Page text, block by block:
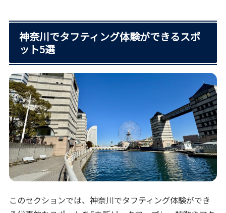
神奈川でタフティング体験ができるスポ
ット5選
このセクションでは、神奈川でタフティング体験ができ